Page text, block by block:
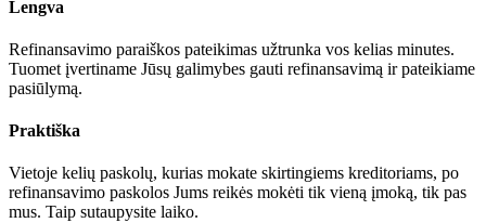
Lengva
Refinansavimo paraiškos pateikimas užtrunka vos kelias minutes.
Tuomet įvertiname Jūsų galimybes gauti refinansavimą ir pateikiame
pasiūlymą.
Praktiška
Vietoje kelių paskolų, kurias mokate skirtingiems kreditoriams, po
refinansavimo paskolos Jums reikės mokėti tik vieną įmoką, tik pas
mus. Taip sutaupysite laiko.